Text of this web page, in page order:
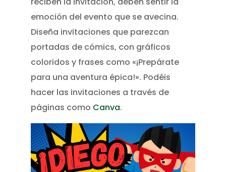
emoción del evento que se avecina.
Diseña invitaciones que parezcan
portadas de cómics, con gráficos
coloridos y frases como «¡Prepárate
para una aventura épica!». Podéis
hacer las invitaciones a través de
páginas como Canva.